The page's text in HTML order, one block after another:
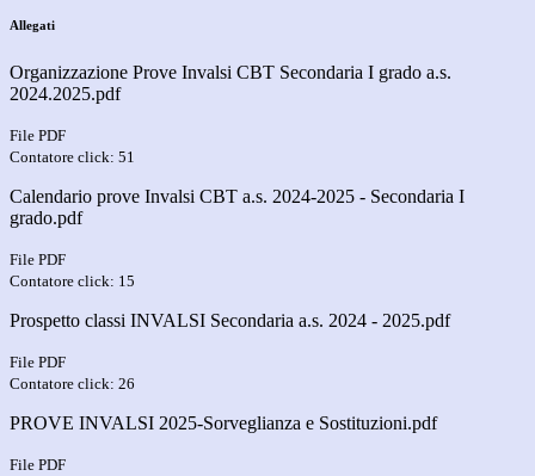
Allegati
Organizzazione Prove Invalsi CBT Secondaria I grado a.s.
2024.2025.pdf
File PDF
Contatore click: 51
Calendario prove Invalsi CBT a.s. 2024-2025 - Secondaria I
grado.pdf
File PDF
Contatore click: 15
Prospetto classi INVALSI Secondaria a.s. 2024 - 2025.pdf
File PDF
Contatore click: 26
PROVE INVALSI 2025-Sorveglianza e Sostituzioni.pdf
File PDF